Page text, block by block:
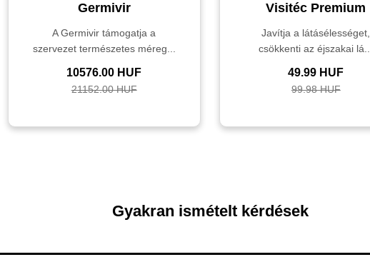
Germivir
A Germivir támogatja a
szervezet természetes méreg...
10576.00 HUF
21152.00 HUF
Visitéc Premium
Javítja a látásélességet,
csökkenti az éjszakai lá...
49.99 HUF
99.98 HUF
Gyakran ismételt kérdések